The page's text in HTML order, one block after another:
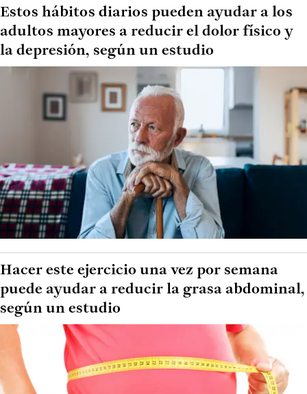
Estos hábitos diarios pueden ayudar a los
adultos mayores a reducir el dolor físico y
la depresión, según un estudio
Hacer este ejercicio una vez por semana
puede ayudar a reducir la grasa abdominal,
según un estudio